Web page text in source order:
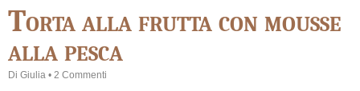
Torta alla frutta con mousse
alla pesca
Di Giulia • 2 Commenti